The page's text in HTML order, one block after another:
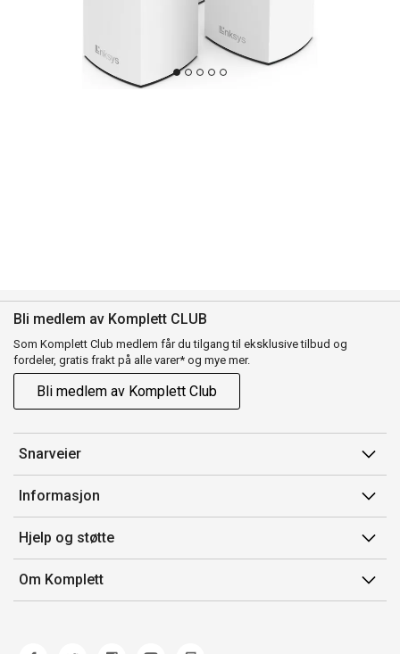
Bli medlem av Komplett CLUB
Som Komplett Club medlem får du tilgang til eksklusive tilbud og
fordeler, gratis frakt på alle varer* og mye mer.
Bli medlem av Komplett Club
Snarveier
Min side
Ordreoversikt
Flex
Komplett Club
Informasjon
Salgsbetingelser
Medlemsvilkår for Komplett Club
Merker/produsent
Hjelp og støtte
Kontakt oss
Kundeservice
Om Komplett